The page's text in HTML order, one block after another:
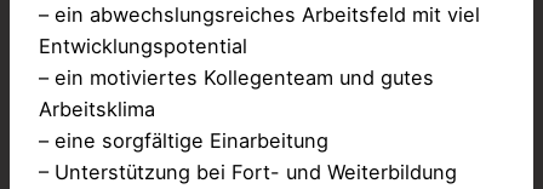
– ein abwechslungsreiches Arbeitsfeld mit viel
Entwicklungspotential
– ein motiviertes Kollegenteam und gutes
Arbeitsklima
– eine sorgfältige Einarbeitung
– Unterstützung bei Fort- und Weiterbildung